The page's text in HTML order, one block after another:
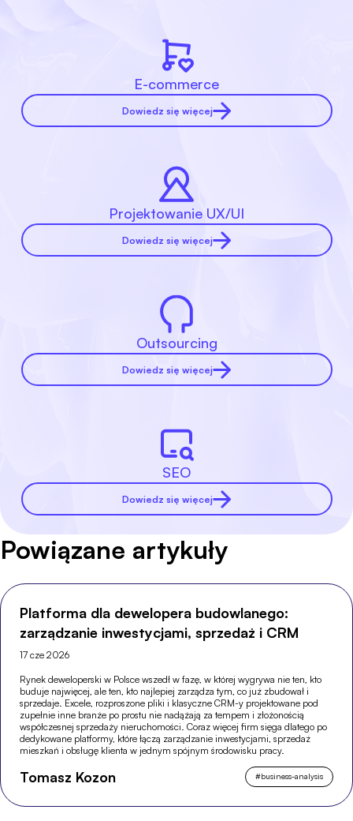
E-commerce
Dowiedz się więcej
Projektowanie UX/UI
Dowiedz się więcej
Outsourcing
Dowiedz się więcej
SEO
Dowiedz się więcej
Powiązane artykuły
Platforma dla dewelopera budowlanego:
zarządzanie inwestycjami, sprzedaż i CRM
17 cze 2026
Rynek deweloperski w Polsce wszedł w fazę, w której wygrywa nie ten, kto
buduje najwięcej, ale ten, kto najlepiej zarządza tym, co już zbudował i
sprzedaje. Excele, rozproszone pliki i klasyczne CRM-y projektowane pod
zupełnie inne branże po prostu nie nadążają za tempem i złożonością
współczesnej sprzedaży nieruchomości. Coraz więcej firm sięga dlatego po
dedykowane platformy, które łączą zarządzanie inwestycjami, sprzedaż
mieszkań i obsługę klienta w jednym spójnym środowisku pracy.
Tomasz Kozon #business-analysis